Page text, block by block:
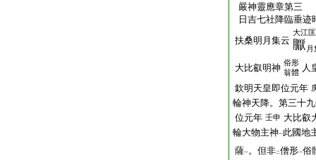
嚴神靈應章第三
日吉七社降臨垂迹
扶桑明月集云
大江
大比叡明神 俗形
翁體 人
欽明天皇即位元年
輪神天降。第三十
位元年 壬申 大比叡
輪大物主神一此國地
薩一。但非二僧形一俗